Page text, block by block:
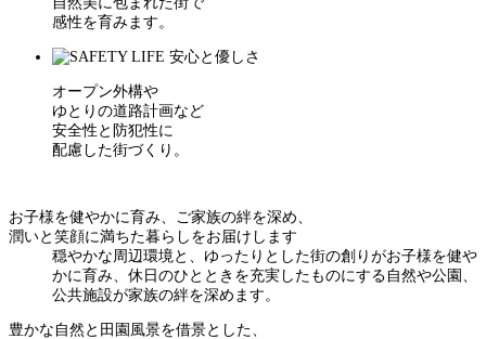
感性を育みます。
オープン外構や
ゆとりの道路計画など
安全性と防犯性に
配慮した街づくり。
お子様を健やかに育み、ご家族の絆を深め、
潤いと笑顔に満ちた暮らしをお届けします
穏やかな周辺環境と、ゆったりとした街の創りがお子様を健や
かに育み、休日のひとときを充実したものにする自然や公園、
公共施設が家族の絆を深めます。
豊かな自然と田園風景を借景とした、